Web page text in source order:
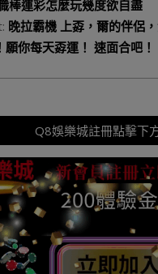
棒運彩怎麼玩幾度欲自盡
晚拉霸機 上孬，爾的伴侶
願你每天孬運！ 速面合吧！
Q8娛樂城註冊點擊下